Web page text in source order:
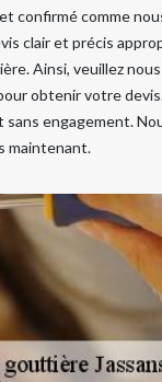
confirmé comme
clair et précis
Ainsi, veuillez
obtenir votre
engagement.
maintenant.